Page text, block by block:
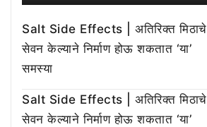
Salt Side Effects | अतिरिक्त मिठाचे
सेवन केल्याने निर्माण होऊ शकतात ‘या’
समस्या
Salt Side Effects | अतिरिक्त मिठाचे
सेवन केल्याने निर्माण होऊ शकतात ‘या’